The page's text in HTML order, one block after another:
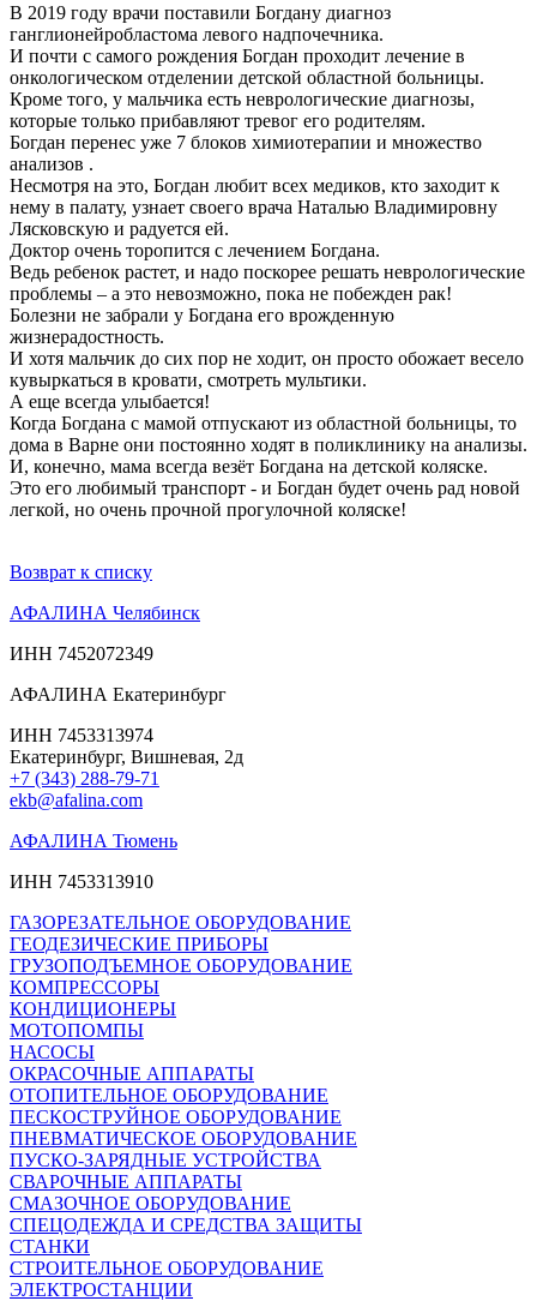
В 2019 году врачи поставили Богдану диагноз
ганглионейробластома левого надпочечника.
И почти с самого рождения Богдан проходит лечение в
онкологическом отделении детской областной больницы.
Кроме того, у мальчика есть неврологические диагнозы,
которые только прибавляют тревог его родителям.
Богдан перенес уже 7 блоков химиотерапии и множество
анализов .
Несмотря на это, Богдан любит всех медиков, кто заходит к
нему в палату, узнает своего врача Наталью Владимировну
Лясковскую и радуется ей.
Доктор очень торопится с лечением Богдана.
Ведь ребенок растет, и надо поскорее решать неврологические
проблемы – а это невозможно, пока не побежден рак!
Болезни не забрали у Богдана его врожденную
жизнерадостность.
И хотя мальчик до сих пор не ходит, он просто обожает весело
кувыркаться в кровати, смотреть мультики.
А еще всегда улыбается!
Когда Богдана с мамой отпускают из областной больницы, то
дома в Варне они постоянно ходят в поликлинику на анализы.
И, конечно, мама всегда везёт Богдана на детской коляске.
Это его любимый транспорт - и Богдан будет очень рад новой
легкой, но очень прочной прогулочной коляске!
Возврат к списку
АФАЛИНА Челябинск
ИНН 7452072349
АФАЛИНА Екатеринбург
ИНН 7453313974
Екатеринбург, Вишневая, 2д
+7 (343) 288-79-71
ekb@afalina.com
АФАЛИНА Тюмень
ИНН 7453313910
ГАЗОРЕЗАТЕЛЬНОЕ ОБОРУДОВАНИЕ
ГЕОДЕЗИЧЕСКИЕ ПРИБОРЫ
ГРУЗОПОДЪЕМНОЕ ОБОРУДОВАНИЕ
КОМПРЕССОРЫ
КОНДИЦИОНЕРЫ
МОТОПОМПЫ
НАСОСЫ
ОКРАСОЧНЫЕ АППАРАТЫ
ОТОПИТЕЛЬНОЕ ОБОРУДОВАНИЕ
ПЕСКОСТРУЙНОЕ ОБОРУДОВАНИЕ
ПНЕВМАТИЧЕСКОЕ ОБОРУДОВАНИЕ
ПУСКО-ЗАРЯДНЫЕ УСТРОЙСТВА
СВАРОЧНЫЕ АППАРАТЫ
СМАЗОЧНОЕ ОБОРУДОВАНИЕ
СПЕЦОДЕЖДА И СРЕДСТВА ЗАЩИТЫ
СТАНКИ
СТРОИТЕЛЬНОЕ ОБОРУДОВАНИЕ
ЭЛЕКТРОСТАНЦИИ